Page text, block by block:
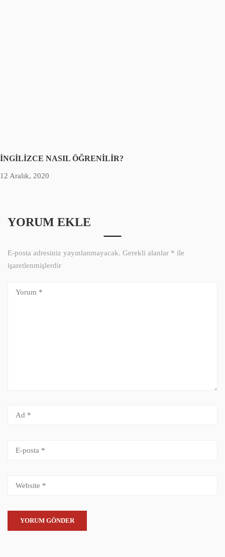
İNGİLİZCE NASIL ÖĞRENİLİR?
12 Aralık, 2020
YORUM EKLE
E-posta adresiniz yayınlanmayacak. Gerekli alanlar * ile
işaretlenmişlerdir